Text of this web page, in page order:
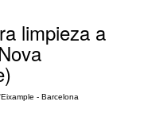
limpieza a
- Barcelona